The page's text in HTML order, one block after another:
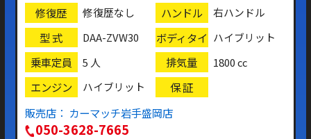
修復歴 修復歴なし ハンドル 右ハンドル
型 式 DAA-ZVW30
ボディタイ
プ
ハイブリット
乗車定員 5 人 排気量 1800 cc
エンジン ハイブリット
保 証
販売店： カーマッチ岩手盛岡店
050-3628-7665